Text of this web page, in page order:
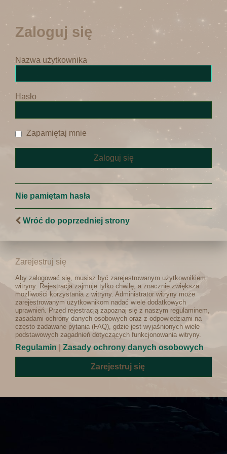
Zaloguj się
Nazwa użytkownika
Hasło
Zapamiętaj mnie
Nie pamiętam hasła
Wróć do poprzedniej strony
Zarejestruj się
Aby zalogować się, musisz być zarejestrowanym użytkownikiem
witryny. Rejestracja zajmuje tylko chwilę, a znacznie zwiększa
możliwości korzystania z witryny. Administrator witryny może
zarejestrowanym użytkownikom nadać wiele dodatkowych
uprawnień. Przed rejestracją zapoznaj się z naszym regulaminem,
zasadami ochrony danych osobowych oraz z odpowiedziami na
często zadawane pytania (FAQ), gdzie jest wyjaśnionych wiele
podstawowych zagadnień dotyczących funkcjonowania witryny.
Regulamin Zasady ochrony danych osobowych
Zarejestruj się